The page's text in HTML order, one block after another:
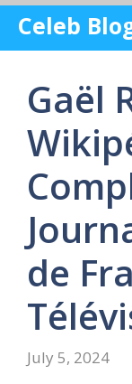
Skip
content
Celeb
Gaël
de
July 5, 2024